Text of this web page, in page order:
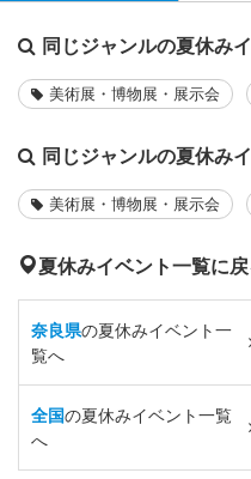
同じジャンルの夏休み
美術展・博物展・展示会
同じジャンルの夏休み
美術展・博物展・展示会
夏休みイベント一覧に
奈良県の夏休みイベント一
覧へ
全国の夏休みイベント一覧
へ